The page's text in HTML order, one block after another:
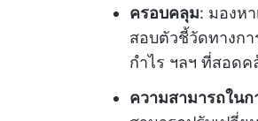
ครอบคลุม: มองห
สอบตัวชี้วัดทางก
กำไร ฯลฯ ที่สอด
ความสามารถในก